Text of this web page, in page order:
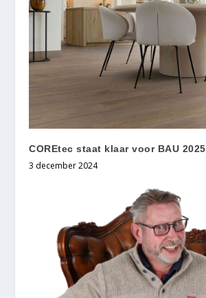
COREtec staat klaar voor BAU 2025
3 december 2024